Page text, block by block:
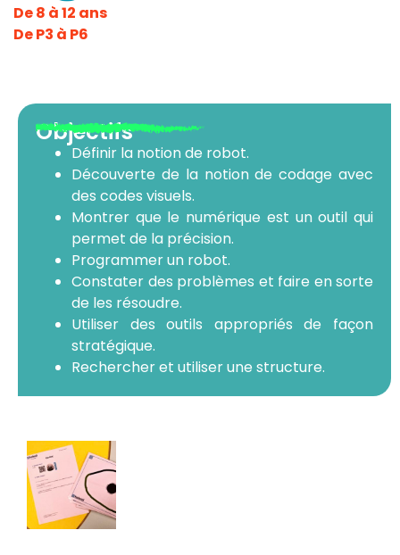
De 8 à 12 ans
De P3 à P6
Objectifs
Définir la notion de robot.
Découverte de la notion de codage avec
des codes visuels.
Montrer que le numérique est un outil qui
permet de la précision.
Programmer un robot.
Constater des problèmes et faire en sorte
de les résoudre.
Utiliser des outils appropriés de façon
stratégique.
Rechercher et utiliser une structure.